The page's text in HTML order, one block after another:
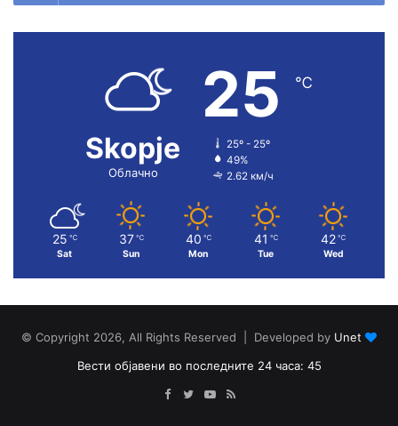
Skopje
Облачно
25 ℃
25º - 25º
49%
2.62 км/ч
25 ℃
Sat
37 ℃
Sun
40 ℃
Mon
41 ℃
Tue
42 ℃
Wed
© Copyright 2026, All Rights Reserved | Developed by Unet
Вести објавени во последните 24 часа: 45
Facebook
TwitterYouTube
RSS